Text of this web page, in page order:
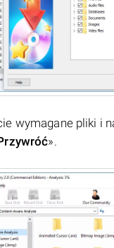
wymagane pliki i
».